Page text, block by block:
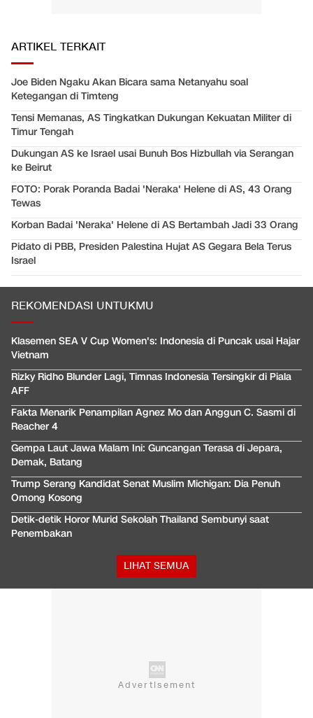
ARTIKEL TERKAIT
Joe Biden Ngaku Akan Bicara sama Netanyahu soal
Ketegangan di Timteng
Tensi Memanas, AS Tingkatkan Dukungan Kekuatan Militer di
Timur Tengah
Dukungan AS ke Israel usai Bunuh Bos Hizbullah via Serangan
ke Beirut
FOTO: Porak Poranda Badai 'Neraka' Helene di AS, 43 Orang
Tewas
Korban Badai 'Neraka' Helene di AS Bertambah Jadi 33 Orang
Pidato di PBB, Presiden Palestina Hujat AS Gegara Bela Terus
Israel
REKOMENDASI UNTUKMU
Klasemen SEA V Cup Women's: Indonesia di Puncak usai Hajar
Vietnam
Rizky Ridho Blunder Lagi, Timnas Indonesia Tersingkir di Piala
AFF
Fakta Menarik Penampilan Agnez Mo dan Anggun C. Sasmi di
Reacher 4
Gempa Laut Jawa Malam Ini: Guncangan Terasa di Jepara,
Demak, Batang
Trump Serang Kandidat Senat Muslim Michigan: Dia Penuh
Omong Kosong
Detik-detik Horor Murid Sekolah Thailand Sembunyi saat
Penembakan
LIHAT SEMUA